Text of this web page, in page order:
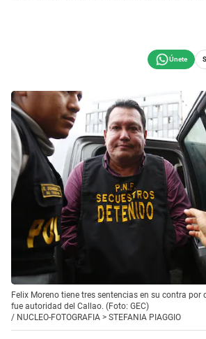
Felix Moreno tiene tres sentencias en su contra
fue autoridad del Callao. (Foto: GEC)
/ NUCLEO-FOTOGRAFIA > STEFANIA PIAGGIO